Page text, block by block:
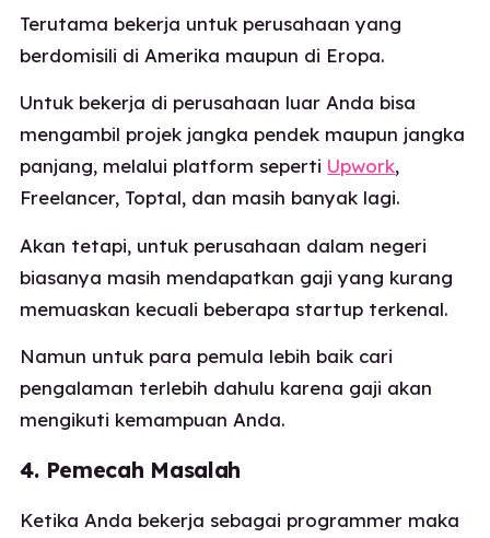
Terutama bekerja untuk perusahaan yang
berdomisili di Amerika maupun di Eropa.
Untuk bekerja di perusahaan luar Anda bisa
mengambil projek jangka pendek maupun jangka
panjang, melalui platform seperti Upwork,
Freelancer, Toptal, dan masih banyak lagi.
Akan tetapi, untuk perusahaan dalam negeri
biasanya masih mendapatkan gaji yang kurang
memuaskan kecuali beberapa startup terkenal.
Namun untuk para pemula lebih baik cari
pengalaman terlebih dahulu karena gaji akan
mengikuti kemampuan Anda.
4. Pemecah Masalah
Ketika Anda bekerja sebagai programmer maka